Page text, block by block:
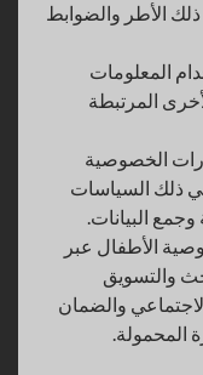
الأطر والضوابط
المعلومات
المرتبطة
الخصوصية
ذلك السياسات
البيانات.
الأطفال عبر
والتسويق
والضمان
المحمولة.